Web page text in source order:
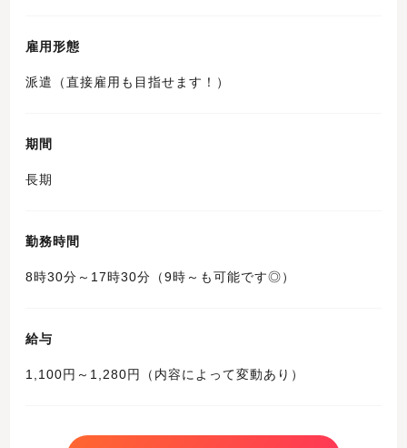
雇用形態
派遣（直接雇用も目指せます！）
期間
長期
勤務時間
8時30分～17時30分（9時～も可能です◎）
給与
1,100円～1,280円（内容によって変動あり）